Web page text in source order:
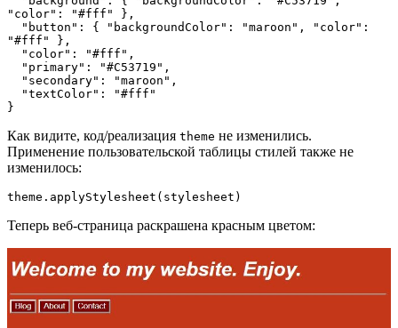
"color": "#fff" },
"#fff" },
}
Как видите, код/реализация theme не изменились.
Применение пользовательской таблицы стилей также не
изменилось:
theme.applyStylesheet(stylesheet)
Теперь веб-страница раскрашена красным цветом: